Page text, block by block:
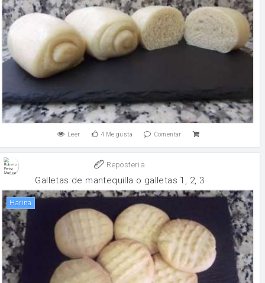
Leer 4 Me gusta Comentar
Reposteria
Galletas de mantequilla o galletas 1, 2, 3
harina